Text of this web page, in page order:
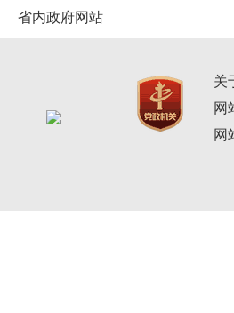
省内政府网站
关
网
网